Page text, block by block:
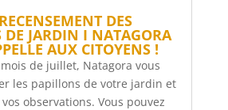
DES
DE JARDIN I NATAGORA
AUX CITOYENS !
de juillet, Natagora vous
les papillons de votre jardin et
observations. Vous pouvez